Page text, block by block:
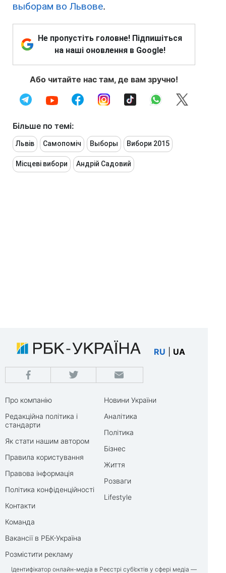
выборам во Львове.
Не пропустіть головне! Підпишіться
на наші оновлення в Google!
Або читайте нас там, де вам зручно!
Більше по темі:
Львів Самопоміч Выборы Вибори 2015
Місцеві вибори Андрій Садовий
RU UA
Про компанію
Редакційна політика і
стандарти
Як стати нашим автором
Правила користування
Правова інформація
Політика конфіденційності
Контакти
Команда
Вакансії в РБК-Україна
Розмістити рекламу
Новини України
Аналітика
Політика
Бізнес
Життя
Розваги
Lifestyle
Ідентифікатор онлайн-медіа в Реєстрі суб’єктів у сфері медіа —